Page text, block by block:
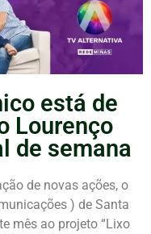
está de
Lourenço
de semana
de novas ações, o
) de Santa
mês ao projeto “Lixo